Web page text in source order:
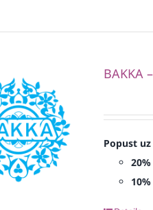
BAKKA
Popust